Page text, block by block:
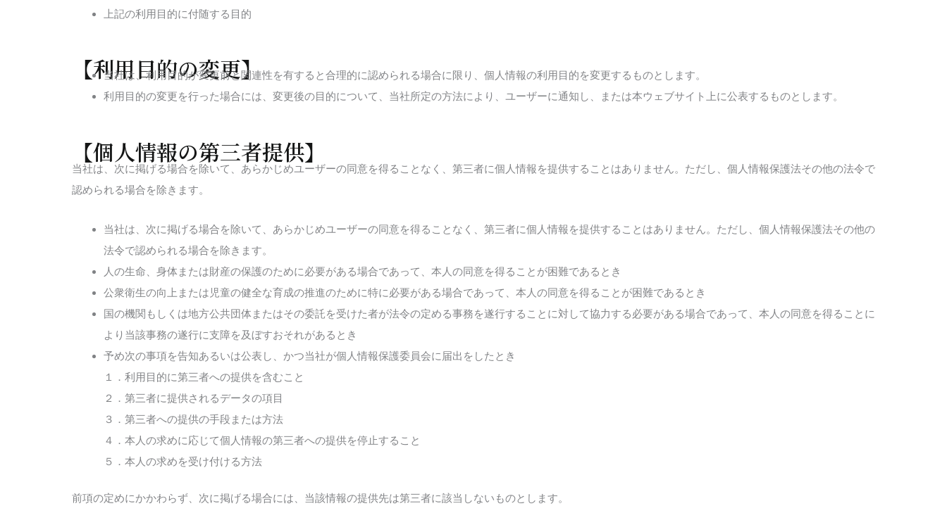
上記の利用目的に付随する目的
【利用目的の変更】
当社は、利用目的が変更前と関連性を有すると合理的に認められる場合に限り、個人情報の利用目的を変更するものとします。
利用目的の変更を行った場合には、変更後の目的について、当社所定の方法により、ユーザーに通知し、または本ウェブサイト上に公表するものとします。
【個人情報の第三者提供】
当社は、次に掲げる場合を除いて、あらかじめユーザーの同意を得ることなく、第三者に個人情報を提供することはありません。ただし、個人情報保護法その他の法令で
認められる場合を除きます。
当社は、次に掲げる場合を除いて、あらかじめユーザーの同意を得ることなく、第三者に個人情報を提供することはありません。ただし、個人情報保護法その他の
法令で認められる場合を除きます。
人の生命、身体または財産の保護のために必要がある場合であって、本人の同意を得ることが困難であるとき
公衆衛生の向上または児童の健全な育成の推進のために特に必要がある場合であって、本人の同意を得ることが困難であるとき
国の機関もしくは地方公共団体またはその委託を受けた者が法令の定める事務を遂行することに対して協力する必要がある場合であって、本人の同意を得ることに
より当該事務の遂行に支障を及ぼすおそれがあるとき
予め次の事項を告知あるいは公表し、かつ当社が個人情報保護委員会に届出をしたとき
１．利用目的に第三者への提供を含むこと
２．第三者に提供されるデータの項目
３．第三者への提供の手段または方法
４．本人の求めに応じて個人情報の第三者への提供を停止すること
５．本人の求めを受け付ける方法
前項の定めにかかわらず、次に掲げる場合には、当該情報の提供先は第三者に該当しないものとします。